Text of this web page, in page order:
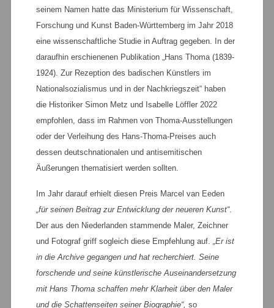
seinem Namen hatte das Ministerium für Wissenschaft,
Forschung und Kunst Baden-Württemberg im Jahr 2018
eine wissenschaftliche Studie in Auftrag gegeben. In der
daraufhin erschienenen Publikation „Hans Thoma (1839-
1924). Zur Rezeption des badischen Künstlers im
Nationalsozialismus und in der Nachkriegszeit“ haben
die Historiker Simon Metz und Isabelle Löffler 2022
empfohlen, dass im Rahmen von Thoma-Ausstellungen
oder der Verleihung des Hans-Thoma-Preises auch
dessen deutschnationalen und antisemitischen
Äußerungen thematisiert werden sollten.
Im Jahr darauf erhielt diesen Preis Marcel van Eeden
„für seinen Beitrag zur Entwicklung der neueren Kunst“.
Der aus den Niederlanden stammende Maler, Zeichner
und Fotograf griff sogleich diese Empfehlung auf.„Er ist
in die Archive gegangen und hat recherchiert. Seine
forschende und seine künstlerische Auseinandersetzung
mit Hans Thoma schaffen mehr Klarheit über den Maler
und die Schattenseiten seiner Biographie“,so